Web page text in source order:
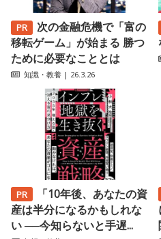
次の金融危機で「富の
移転ゲーム」が始まる 勝つ
ために必要なこととは
知識・教養 | 26.3.26
「10年後、あなたの資
産は半分になるかもしれな
い ──今知らないと手遅...